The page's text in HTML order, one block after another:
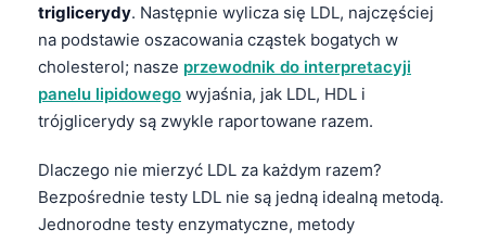
triglicerydy. Następnie wylicza się LDL, najczęściej
na podstawie oszacowania cząstek bogatych w
cholesterol; nasze przewodnik do interpretacyji
panelu lipidowego wyjaśnia, jak LDL, HDL i
trójglicerydy są zwykle raportowane razem.
Dlaczego nie mierzyć LDL za każdym razem?
Bezpośrednie testy LDL nie są jedną idealną metodą.
Jednorodne testy enzymatyczne, metody